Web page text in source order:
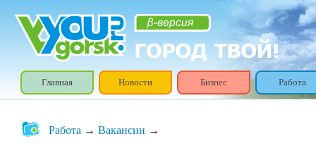
Главная Новости Бизнес Работа
Работа → Вакансии →